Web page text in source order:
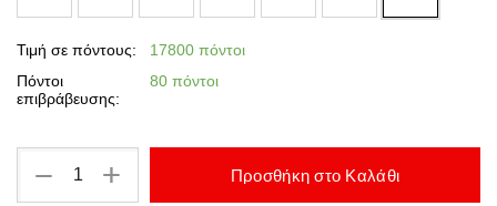
Τιμή σε πόντους:
17800 πόντοι
Πόντοι
επιβράβευσης:
80 πόντοι
+
− Προσθήκη στο Καλάθι